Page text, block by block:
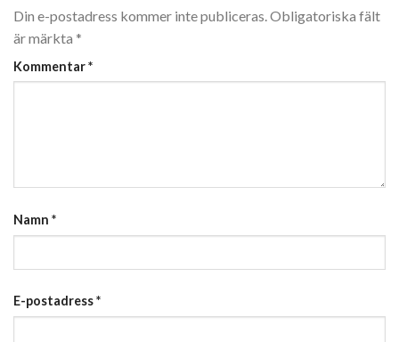
Din e-postadress kommer inte publiceras. Obligatoriska fält
är märkta *
Kommentar*
Namn *
E-postadress*